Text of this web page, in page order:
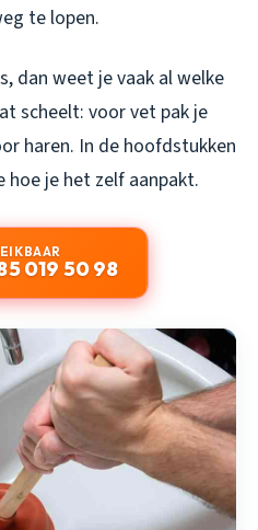
te lopen.
dan weet je vaak al welke
scheelt: voor vet pak je
haren. In de hoofdstukken
hoe je het zelf aanpakt.
019 50 98